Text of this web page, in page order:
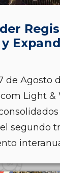
de Agosto
Light &
segundo